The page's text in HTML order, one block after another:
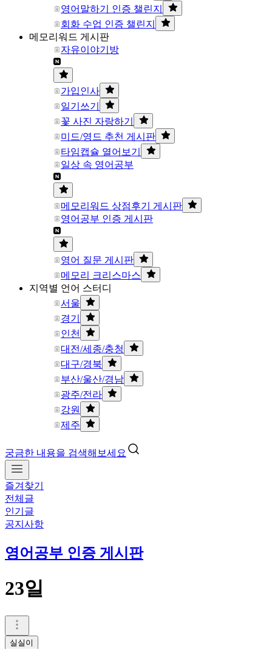
영어말하기 인증 챌린지
회화 수업 인증 챌린지
메모리워드 게시판
자유이야기방
가입인사
일기쓰기
꽃 사진 자랑하기
미드/영드 추천 게시판
타임캡슐 열어보기
일상 속 영어공부
메모리워드 상점후기 게시판
영어공부 인증 게시판
영어 질문 게시판
메모리 크리스마스
지역별 언어 스터디
서울
경기
인천
대전/세종/충청
대구/경북
부산/울산/경남
광주/전라
강원
제주
궁금한 내용을 검색해보세요
즐겨찾기
전체글
인기글
공지사항
영어공부 인증 게시판
23일
실실이